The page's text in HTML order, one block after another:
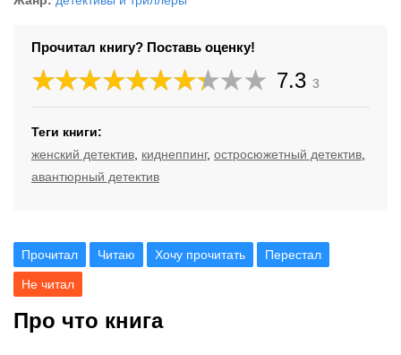
Прочитал книгу? Поставь оценку!
7.3 3
Теги книги:
женский детектив киднеппинг, остросюжетный детектив
авантюрный детектив
Прочитал Читаю Хочу прочитать Перестал
Не читал
Про что книга